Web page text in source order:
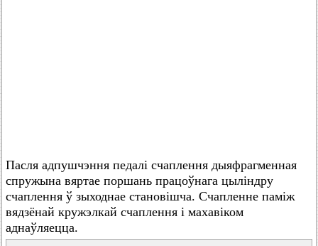
Пасля адпушчэння педалі счаплення дыяфрагменная
спружына вяртае поршань працоўнага цыліндру
счаплення ў зыходнае становішча. Счапленне паміж
вядзёнай кружэлкай счаплення і махавіком
аднаўляецца.